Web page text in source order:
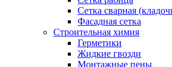
Сетка сварная
Фасадная сетка
Строительная химия
Герметики
Жидкие гвозди
Монтажные пены